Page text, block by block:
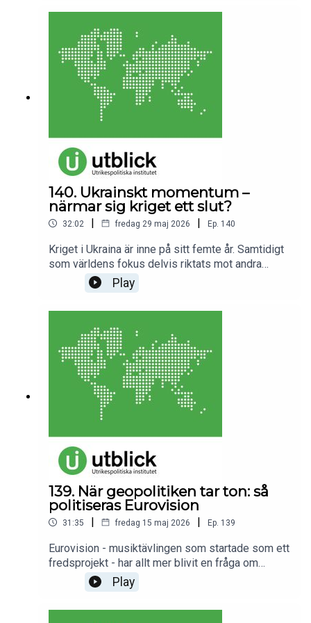
ska EU välja?Medverkande:Alexis von Sydow,
analytiker på Nationellt kunskapscentrum om Kina
(NKK), Utrikespolitiska institutet.Lena Sellgren,
chefanalytiker på Business
Sweden.Programledare och redaktör: Annica
140. Ukrainskt momentum –
närmar sig kriget ett slut?
32:02 | fredag 29 maj 2026 | Ep. 140
Kriget i Ukraina är inne på sitt femte år. Samtidigt
som världens fokus delvis riktats mot andra
konflikter, händer något på marken: Ukraina flyttar
fram sina positioner – och Rysslands president
Putin har antytt att kriget kan gå mot ett slut. Ser
dödläge? Och finns det egentligen något som
talar för att kriget närmar sig ett slut?
Medverkande:Johan Huovinen, militärlärare vid
Institutionen för krigsvetenskap,
Försvarshögskolan.Bengt Norborg,
Ukrainakorrespondent, SVT.Programledare och
redaktör: Annica Ögren.
Play
139. När geopolitiken tar ton: så
politiseras Eurovision
31:35 | fredag 15 maj 2026 | Ep. 139
Eurovision - musiktävlingen som startade som ett
fredsprojekt - har allt mer blivit en fråga om
världspolitik. I år stormar det extra då flera länder
valt att bojkotta tävlingen på grund av Israels
medverkan. Bidrar Eurovision till motsättningar
Play